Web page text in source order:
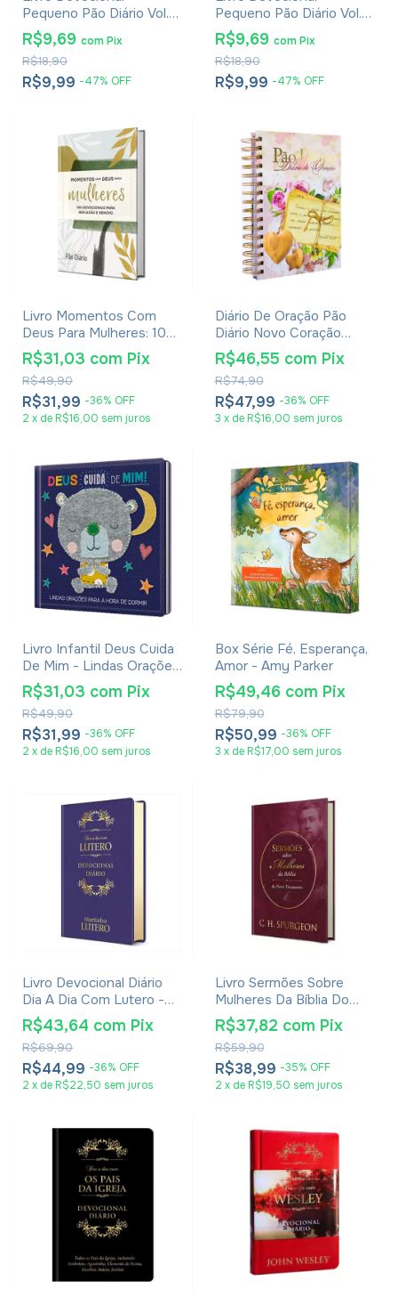
Pequeno Pão Diário Vol.
29 - Capa Família
R$9,99 -47% OFF
R$18,90
R$9,69 comPix
Pequeno Pão Diário Vol.
29 - Capa Bondade De
Deus
R$9,99 -47% OFF
R$18,90
R$9,69 com Pix
Livro Momentos Com
Deus Para Mulheres: 100
Devocionais Para
Reflexão E Renovo
R$31,99 -36% OFF
R$49,90
R$31,03 com Pix
2 x de R$16,00 sem juros
Diário De Oração Pão
Diário Novo Coração
Devocional
R$47,99 -36% OFF
R$74,90
R$46,55 com Pix
3 x de R$16,00 sem juros
Livro Infantil Deus Cuida
De Mim - Lindas Orações
Para A Hora De Dormir
R$31,99 -36% OFF
R$49,90
R$31,03 com Pix
2 x de R$16,00 sem juros
Box Série Fé, Esperança,
Amor - Amy Parker
R$50,99 -36% OFF
R$79,90
R$49,46 com Pix
3 x de R$17,00 sem juros
Livro Devocional Diário
Dia A Dia Com Lutero -
Capa Couro - Martinho
Lutero
R$44,99 -36% OFF
R$69,90
R$43,64 com Pix
2 x de R$22,50 sem juros
Livro Sermões Sobre
Mulheres Da Bíblia Do
Novo Testamento - C. H.
Spurgeon
R$38,99 -35% OFF
R$59,90
R$37,82 com Pix
2 x de R$19,50 sem juros